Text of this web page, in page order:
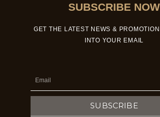
SUBSCRIBE NOW
GET THE LATEST NEWS &
INTO YOUR EMAIL
Email
SUBSCRIBE